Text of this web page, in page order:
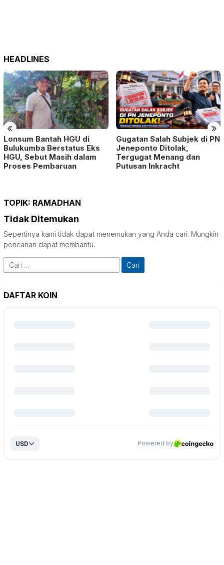
HEADLINES
« »
Lonsum Bantah HGU di
Bulukumba Berstatus Eks
HGU, Sebut Masih dalam
Proses Pembaruan
Gugatan Salah Subjek di PN
Jeneponto Ditolak,
Tergugat Menang dan
Putusan Inkracht
TOPIK: RAMADHAN
Tidak Ditemukan
Sepertinya kami tidak dapat menemukan yang Anda cari. Mungkin
pencarian dapat membantu.
Cari
untuk:
DAFTAR KOIN